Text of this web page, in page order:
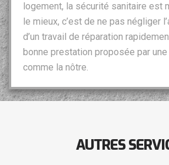
logement, la sécurité sanitaire est
le mieux, c’est de ne pas négliger
d’un travail de réparation
bonne prestation proposée par
comme la nôtre.
AUTRES